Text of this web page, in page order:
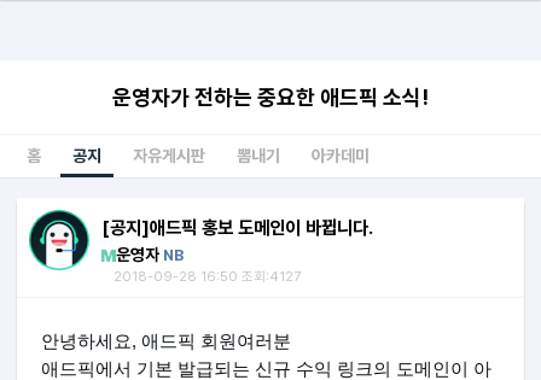
운영자가 전하는 중요한 애드픽 소식!
홈 공지 자유게시판 뽐내기 아카데미
[공지]애드픽 홍보 도메인이 바뀝니다.
운영자 NB
2018-09-28 16:50 조회:4127
안녕하세요, 애드픽 회원여러분
애드픽에서 기본 발급되는 신규 수익 링크의 도메인이 아